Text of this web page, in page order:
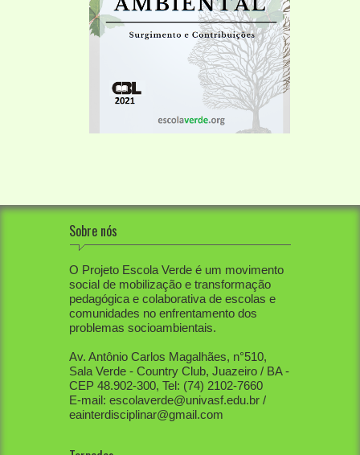
Sobre nós
O Projeto Escola Verde é um movimento
social de mobilização e transformação
pedagógica e colaborativa de escolas e
comunidades no enfrentamento dos
problemas socioambientais.
Av. Antônio Carlos Magalhães, n°510,
Sala Verde - Country Club, Juazeiro / BA -
CEP 48.902-300, Tel: (74) 2102-7660
E-mail: escolaverde@univasf.edu.br /
eainterdisciplinar@gmail.com